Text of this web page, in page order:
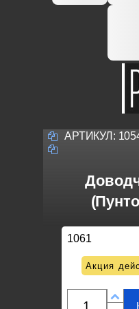
АРТИКУЛ:
1061
Акция